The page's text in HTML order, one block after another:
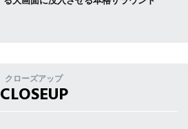
クローズアップ
CLOSEUP